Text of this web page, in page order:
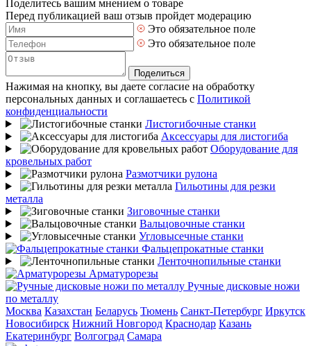
Поделитесь вашим мнением о товаре
Перед публикацией ваш отзыв пройдет модерацию
Это обязательное поле
Это обязательное поле
Поделиться
Нажимая на кнопку, вы даете согласие на обработку
персональных данных и соглашаетесь с Политикой
конфиденциальности
Листогибочные станки
Аксессуары для листогиба
Оборудование для
кровельных работ
Размотчики рулона
Гильотины для резки
металла
Зиговочные станки
Вальцовочные станки
Угловысечные станки
Фальцепрокатные станки
Ленточнопильные станки
Арматурорезы
Ручные дисковые ножи
по металлу
Москва Казахстан Беларусь Тюмень Санкт-Петербург Иркутск
Новосибирск Нижний Новгород Краснодар Казань
Екатеринбург Волгоград Самара